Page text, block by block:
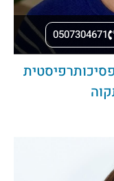
0507304671